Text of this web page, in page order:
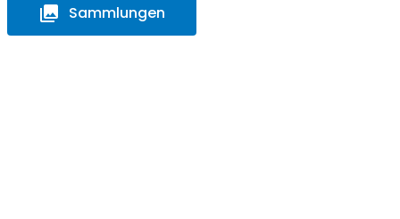
Sammlungen